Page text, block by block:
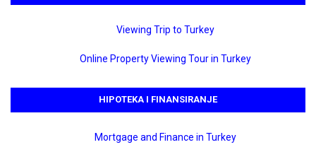
Viewing Trip to Turkey
Online Property Viewing Tour in Turkey
HIPOTEKA I FINANSIRANJE
Mortgage and Finance in Turkey